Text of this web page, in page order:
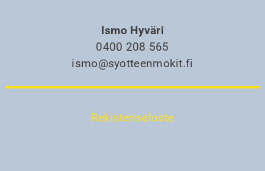
Ismo Hyväri
0400 208 565
ismo@syotteenmokit.fi
Rekisteriseloste